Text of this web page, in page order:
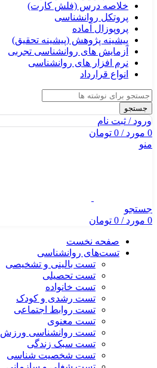
خلاصه درس (فلش کارت)
پروتکل روانشناسی
پروپوزال آماده
پیشینه پژوهش (پیشینه تحقیق)
آزمایش های روانشناسی تجربی
نرم افزار های روانشناسی
انواع قرارداد
جستجو
ورود / ثبت نام
0 مورد/
0 تومان
منو
جستجو
0 مورد/
0 تومان
صفحه نخست
تست‌های روانشناسی
تست بالینی و تشخیصی
تست تحصیلی
تست خانواده
تست رشدی و کودک
تست روابط اجتماعی
تست معنوی
تست روانشناسی ورزش
تست سبک زندگی
تست شخصیت شناسی